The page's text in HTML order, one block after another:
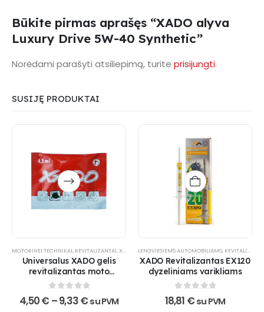
Būkite pirmas aprašęs “XADO alyva
Luxury Drive 5W-40 Synthetic”
Norėdami parašyti atsiliepimą, turite prisijungti.
SUSIJĘ PRODUKTAI
This
product
has
multiple
options
may
be
chosen
on
the
MOTORINEI TECHNIKAI, REVITALIZANTAI,XADO PRODUKTAI ,XADO-NUOLAIDA
Universalus XADO gelis
revitalizantas moto
technikai
out of 5
4,50€ –9,33€Price
su PVM
LENGVIESIEMS AUTOMOBILIAMS, REVITALIZANTAI
XADO Revitalizantas EX120
dyzeliniams varikliams
0out of 5
18,81 € su PVM